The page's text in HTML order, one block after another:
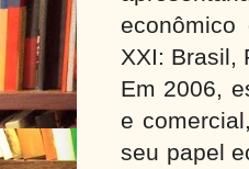
XXI: Brasil,
Em 2006,
e
seu papel